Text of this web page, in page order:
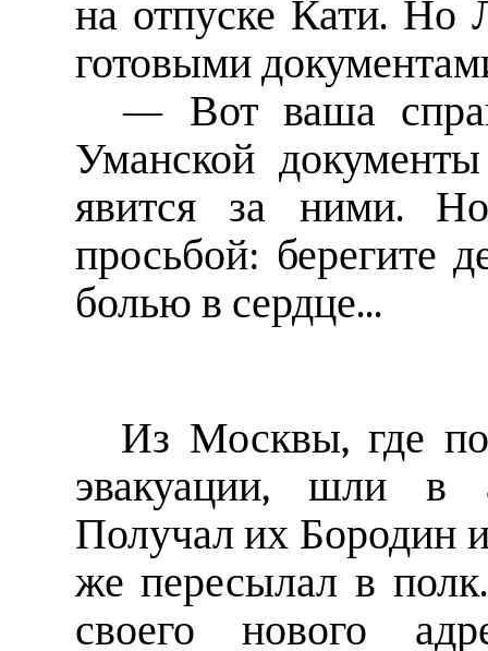
на отпуске Кати. Но
готовыми
— Вот ваша
Уманской
явится за ними.
просьбой: берегите
болью в сердце...
Из Москвы, где
эвакуации, шли в
Получал их Бородин
же пересылал в
своего нового